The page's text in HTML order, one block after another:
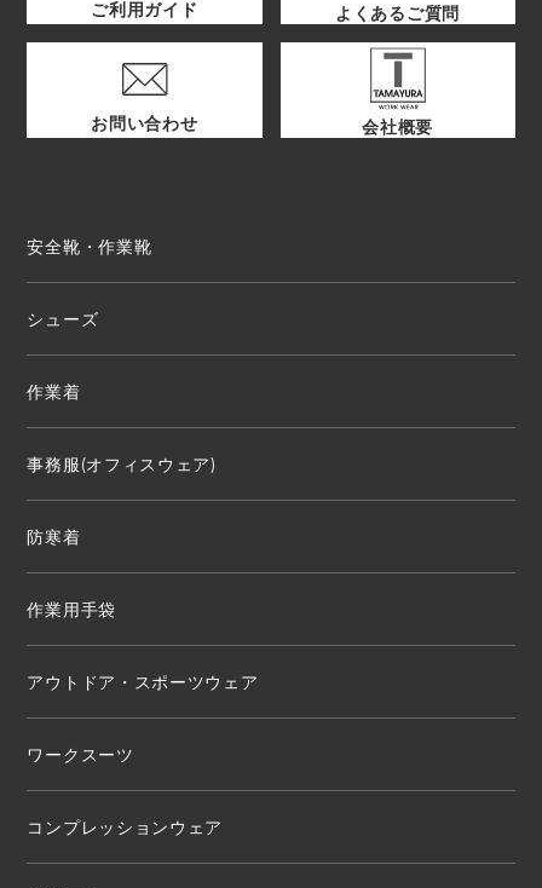
ご利用ガイド よくあるご質問
お問い合わせ 会社概要
安全靴・作業靴
シューズ
作業着
事務服(オフィスウェア)
防寒着
作業用手袋
アウトドア・スポーツウェア
ワークスーツ
コンプレッションウェア